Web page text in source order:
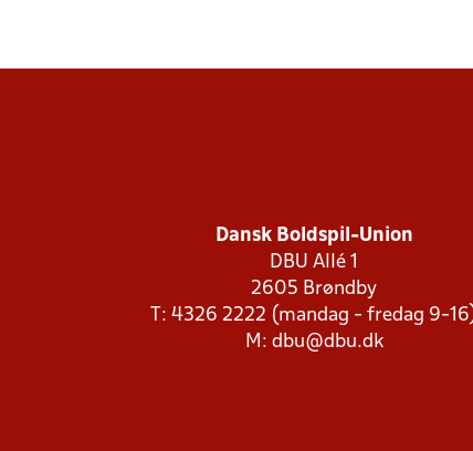
Dansk Boldspil-Union
DBU Allé 1
2605 Brøndby
T: 4326 2222 (mandag - fredag 9-
M: dbu@dbu.dk